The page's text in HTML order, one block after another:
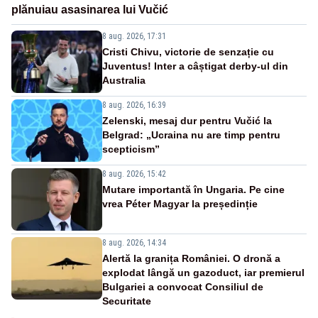
plănuiau asasinarea lui Vučić
8 aug. 2026, 17:31
Cristi Chivu, victorie de senzație cu
Juventus! Inter a câștigat derby-ul din
Australia
8 aug. 2026, 16:39
Zelenski, mesaj dur pentru Vučić la
Belgrad: „Ucraina nu are timp pentru
scepticism”
8 aug. 2026, 15:42
Mutare importantă în Ungaria. Pe cine
vrea Péter Magyar la președinție
8 aug. 2026, 14:34
Alertă la granița României. O dronă a
explodat lângă un gazoduct, iar premierul
Bulgariei a convocat Consiliul de
Securitate